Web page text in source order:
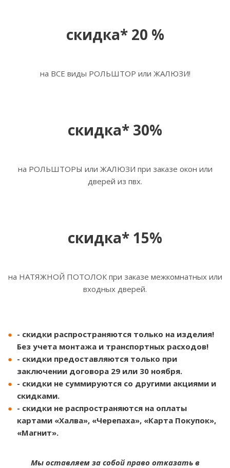
скидка* 20 %
на ВСЕ виды РОЛЬШТОР или ЖАЛЮЗИ!
скидка* 30%
на РОЛЬШТОРЫ или ЖАЛЮЗИ при заказе окон или
дверей из пвх.
скидка* 15%
на НАТЯЖНОЙ ПОТОЛОК при заказе межкомнатных или
входных дверей.
- скидки распространяются только на изделия!
Без учета монтажа и транспортных расходов!
- скидки предоставляются только при
заключении договора 29 или 30 ноября.
- скидки не суммируются со другими акциями и
скидками.
- скидки не распространяются на оплаты
картами «Халва», «Черепаха», «Карта Покупок»,
«Магнит».
Мы оставляем за собой право отказать в